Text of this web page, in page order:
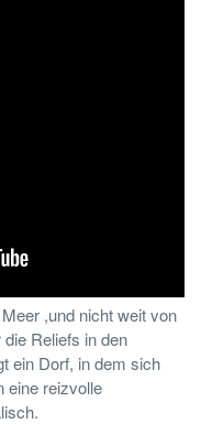
,und nicht weit von
Reliefs in den
ein Dorf, in dem sich
eine reizvolle